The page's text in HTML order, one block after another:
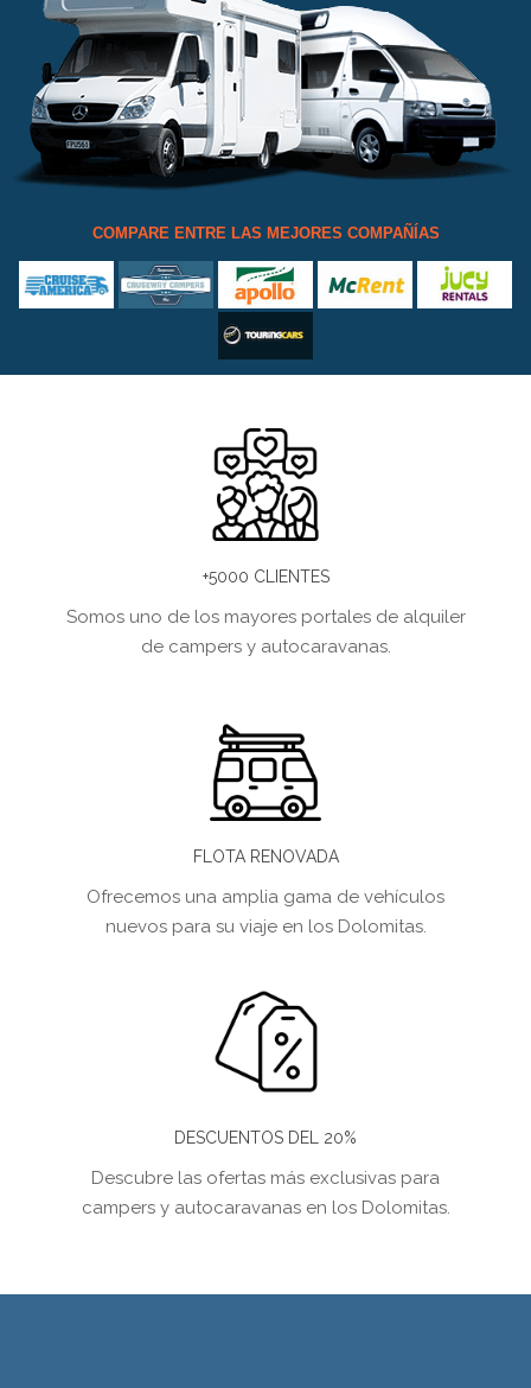
COMPARE ENTRE LAS MEJORES COMPAÑÍAS
+5000 CLIENTES
Somos uno de los mayores portales de alquiler
de campers y autocaravanas.
FLOTA RENOVADA
Ofrecemos una amplia gama de vehículos
nuevos para su viaje en los Dolomitas.
DESCUENTOS DEL 20%
Descubre las ofertas más exclusivas para
campers y autocaravanas en los Dolomitas.